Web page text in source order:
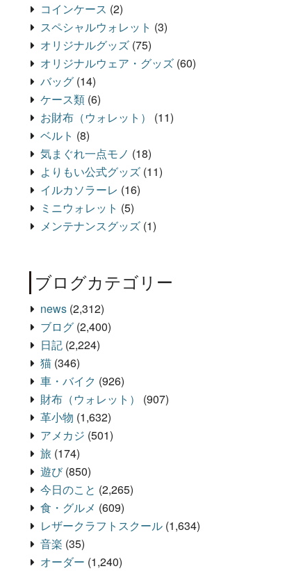
コインケース (2)
スペシャルウォレット (3)
オリジナルグッズ (75)
オリジナルウェア・グッズ (60)
バッグ (14)
ケース類 (6)
お財布（ウォレット）
(11)
ベルト (8)
気まぐれ一点モノ (18)
よりもい公式グッズ (11)
イルカソラーレ (16)
ミニウォレット (5)
メンテナンスグッズ (1)
ブログカテゴリー
news (2,312)
ブログ (2,400)
日記 (2,224)
猫 (346)
車・バイク (926)
財布（ウォレット）
(907)
革小物 (1,632)
アメカジ (501)
旅 (174)
遊び(850)
今日のこと (2,265)
食・グルメ (609)
レザークラフトスクール (1,634)
音楽 (35)
オーダー (1,240)